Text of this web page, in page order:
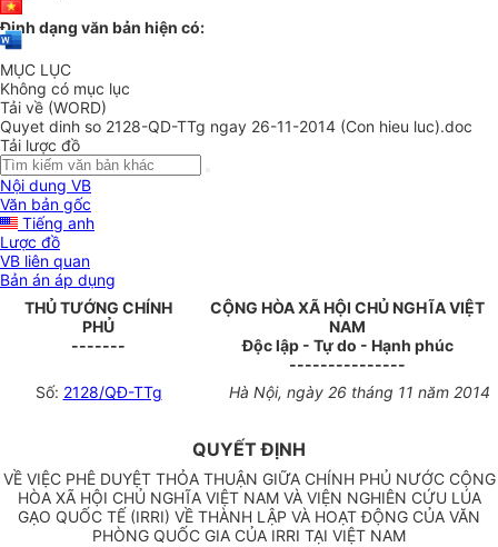
Định dạng văn bản hiện có:
MỤC LỤC
Không có mục lục
Tải về (WORD)
Quyet dinh so 2128-QD-TTg ngay 26-11-2014 (Con hieu luc).doc
Tải lược đồ
Nội dung VB
Văn bản gốc
Tiếng anh
Lược đồ
VB liên quan
Bản án áp dụng
THỦ TƯỚNG CHÍNH
PHỦ
-------
CỘNG HÒA XÃ HỘI CHỦ NGHĨA VIỆT
NAM
Độc lập - Tự do - Hạnh phúc
---------------
Số: 2128/QĐ-TTg Hà Nội, ngày 26 tháng 11 năm 2014
QUYẾT ĐỊNH
VỀ VIỆC PHÊ DUYỆT THỎA THUẬN GIỮA CHÍNH PHỦ NƯỚC CỘNG
HÒA XÃ HỘI CHỦ NGHĨA VIỆT NAM VÀ VIỆN NGHIÊN CỨU LÚA
GẠO QUỐC TẾ (IRRI) VỀ THÀNH LẬP VÀ HOẠT ĐỘNG CỦA VĂN
PHÒNG QUỐC GIA CỦA IRRI TẠI VIỆT NAM